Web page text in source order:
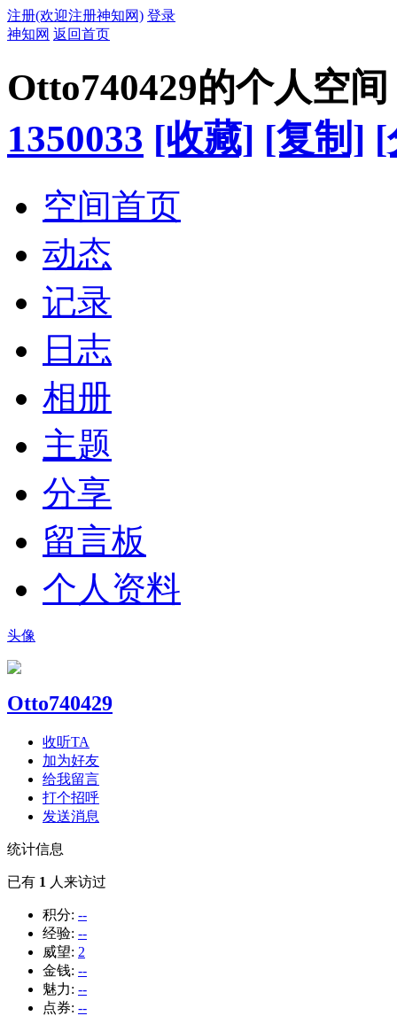
注册(欢迎注册神知网) 登录
神知网 返回首页
Otto740429的个人空间
1350033 [收藏] [复制] [
空间首页
动态
记录
日志
相册
主题
分享
留言板
个人资料
头像
Otto740429
收听TA
加为好友
给我留言
打个招呼
发送消息
统计信息
已有 1 人来访过
积分: --
经验: --
威望: 2
金钱: --
魅力: --
点券: --